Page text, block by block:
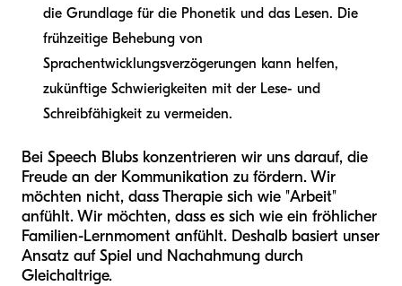
die Grundlage für die Phonetik und das Lesen. Die
frühzeitige Behebung von
Sprachentwicklungsverzögerungen kann helfen,
zukünftige Schwierigkeiten mit der Lese- und
Schreibfähigkeit zu vermeiden.
Bei Speech Blubs konzentrieren wir uns darauf, die
Freude an der Kommunikation zu fördern. Wir
möchten nicht, dass Therapie sich wie "Arbeit"
anfühlt. Wir möchten, dass es sich wie ein fröhlicher
Familien-Lernmoment anfühlt. Deshalb basiert unser
Ansatz auf Spiel und Nachahmung durch
Gleichaltrige.